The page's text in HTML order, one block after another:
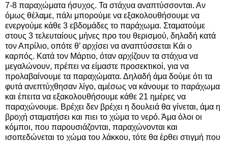
7-8 παραχώματα ήσυχος. Τα στάχυα αναπτύσσονται. Αν
όμως θέλαμε, πάλι μπορούμε να εξακολουθήσουμε να
ενεργούμε κάθε 3 εβδομάδες το παράχωμα. Σταματούμε
στους 3 τελευταίους μήνες προ του θερισμού, δηλαδή κατά
τον Απρίλιο, οπότε θ’ αρχίσει να αναπτύσσεται Κάι ο
καρπός. Κατά τον Μάρτιο, όταν αρχίζουν τα στάχυα να
μεγαλώνουν, πρέπει να είμαστε προσεκτικοί, για να
προλαβαίνουμε τα παραχώματα. Δηλαδή άμα δούμε ότι τα
φυτά ανεπτύχθησαν λίγο, αμέσως να κάνουμε το παράχωμα
και έπειτα να εξακολουθήσουμε κάθε 21 ημέρες να
παραχώνουμε. Βρέχει δεν βρέχει η δουλειά θα γίνεται, άμα η
βροχή σταματήσει και πιει το χώμα το νερό. Άμα όλοι οι
κόμποι, που παρουσιάζονται, παραχώνονται και
ισοπεδώνεται το χώμα του λάκκου, τότε θα έρθει στιγμή που